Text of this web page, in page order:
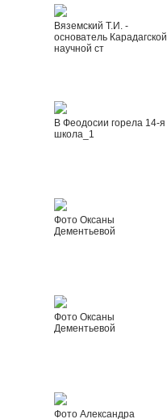
Вяземский Т.И. -
основатель Карадагской
научной ст
В Феодосии горела 14-я
школа_1
Фото Оксаны
Дементьевой
Фото Оксаны
Дементьевой
Фото Александра